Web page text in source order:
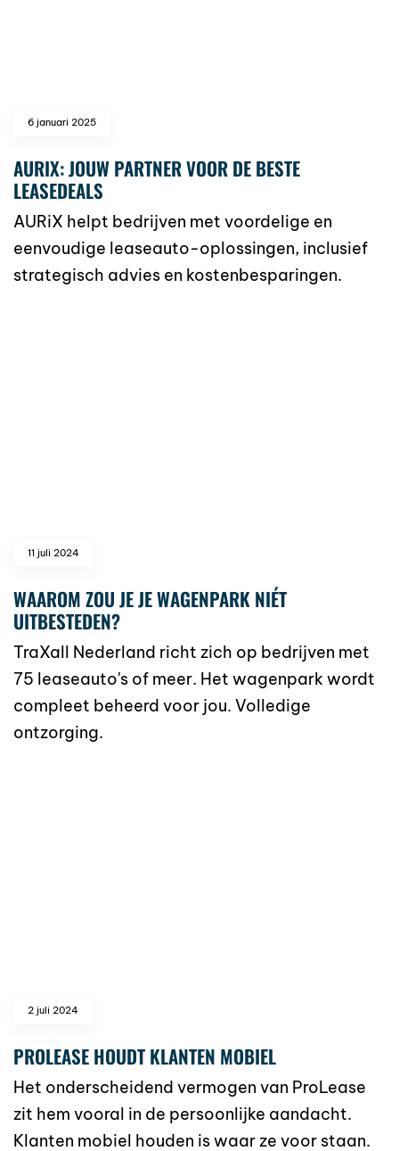
6 januari 2025
AURIX: JOUW PARTNER VOOR DE BESTE
LEASEDEALS
AURiX helpt bedrijven met voordelige en
eenvoudige leaseauto-oplossingen, inclusief
strategisch advies en kostenbesparingen.
11 juli 2024
WAAROM ZOU JE JE WAGENPARK NIÉT
UITBESTEDEN?
TraXall Nederland richt zich op bedrijven met
75 leaseauto's of meer. Het wagenpark wordt
compleet beheerd voor jou. Volledige
ontzorging.
2 juli 2024
PROLEASE HOUDT KLANTEN MOBIEL
Het onderscheidend vermogen van ProLease
zit hem vooral in de persoonlijke aandacht.
Klanten mobiel houden is waar ze voor staan.